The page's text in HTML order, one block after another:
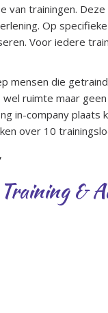
van trainingen.
Op
Voor iedere
mensen die
ruimte maar
in-company plaats
over 10
&